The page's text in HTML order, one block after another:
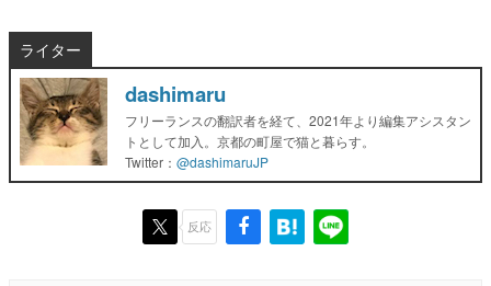
ライター
dashimaru
フリーランスの翻訳者を経て、2021年より編集アシスタン
トとして加入。京都の町屋で猫と暮らす。
Twitter： @dashimaruJP
反応